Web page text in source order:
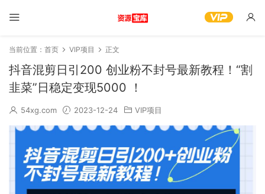
当前位置： 首页 VIP项目 正文
抖音混剪日引200 创业粉不封号最新教程！“割
韭菜”日稳定变现5000 ！
54xg.com 2023-12-24 VIP项目